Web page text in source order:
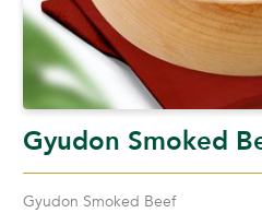
Gyudon Smoked
Gyudon Smoked Beef